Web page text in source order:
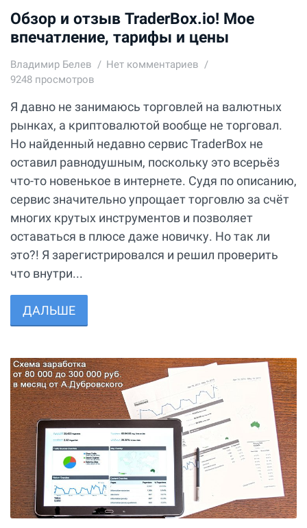
Обзор и отзыв TraderBox.io! Мое
впечатление, тарифы и цены
Владимир Белев
Нет комментариев
9248 просмотров
Я давно не занимаюсь торговлей на валютных
рынках, а криптовалютой вообще не торговал.
Но найденный недавно сервис TraderBox не
оставил равнодушным, поскольку это всерьёз
что-то новенькое в интернете. Судя по описанию,
сервис значительно упрощает торговлю за счёт
многих крутых инструментов и позволяет
оставаться в плюсе даже новичку. Но так ли
это?! Я зарегистрировался и решил проверить
что внутри...
ДАЛЬШЕ